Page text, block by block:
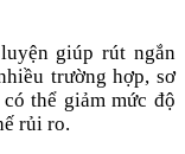
giúp rút ngắn
trường hợp, sơ
thể giảm mức độ
rủi ro.